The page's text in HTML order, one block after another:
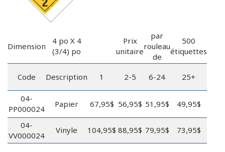
Dimension
4 po X 4
(3/4) po
Prix
unitaire
par
rouleau
de
500
étiquettes
Code Description 1 2-5 6-24 25+
04-
PP000024
Papier 67,95$ 56,95$ 51,95$ 49,95$
04-
VV000024
Vinyle 104,95$ 88,95$ 79,95$ 73,95$